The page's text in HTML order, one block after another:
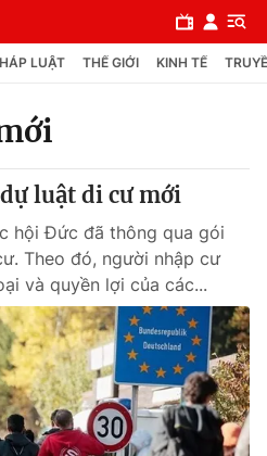
LUẬT THẾ GIỚI KINH TẾ
luật di cư mới
hội Đức đã thông qua gói
Theo đó, người nhập cư
và quyền lợi của các...